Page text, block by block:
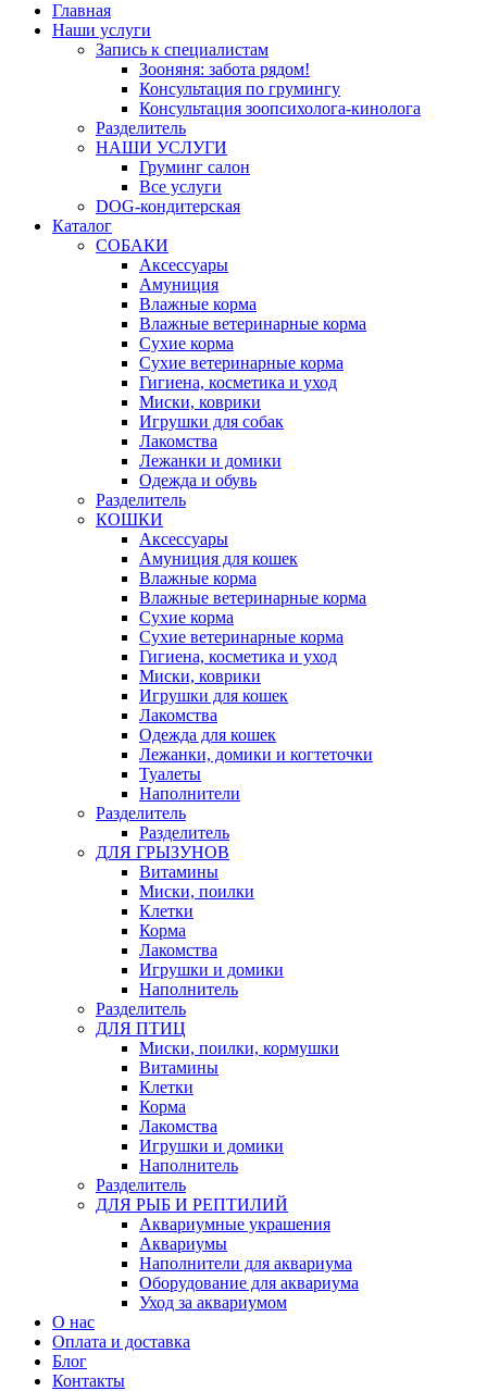
Главная
Наши услуги
Запись к специалистам
Зооняня: забота рядом!
Консультация по грумингу
Консультация зоопсихолога-кинолога
Pазделитель
НАШИ УСЛУГИ
Груминг салон
Все услуги
DOG-кондитерская
Каталог
СОБАКИ
Аксессуары
Амуниция
Влажные корма
Влажные ветеринарные корма
Сухие корма
Сухие ветеринарные корма
Гигиена, косметика и уход
Миски, коврики
Игрушки для собак
Лакомства
Лежанки и домики
Одежда и обувь
Разделитель
КОШКИ
Аксессуары
Амуниция для кошек
Влажные корма
Влажные ветеринарные корма
Сухие корма
Сухие ветеринарные корма
Гигиена, косметика и уход
Миски, коврики
Игрушки для кошек
Лакомства
Одежда для кошек
Лежанки, домики и когтеточки
Туалеты
Наполнители
Pазделитель
Разделитель
ДЛЯ ГРЫЗУНОВ
Витамины
Миски, поилки
Клетки
Корма
Лакомства
Игрушки и домики
Наполнитель
Разделитель
ДЛЯ ПТИЦ
Миски, поилки, кормушки
Витамины
Клетки
Корма
Лакомства
Игрушки и домики
Наполнитель
Разделитель
ДЛЯ РЫБ И РЕПТИЛИЙ
Аквариумные украшения
Аквариумы
Наполнители для аквариума
Оборудование для аквариума
Уход за аквариумом
О нас
Оплата и доставка
Блог
Контакты